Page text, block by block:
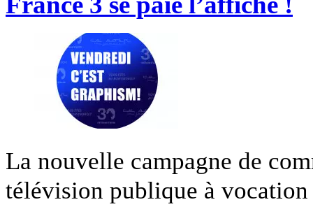
La nouvelle campagne de
télévision publique à